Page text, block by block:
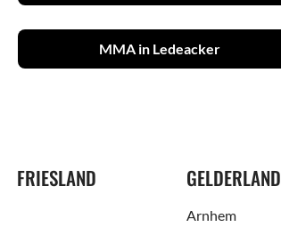
MMA in Ledeacker
FRIESLAND GELDERLAND
Arnhem